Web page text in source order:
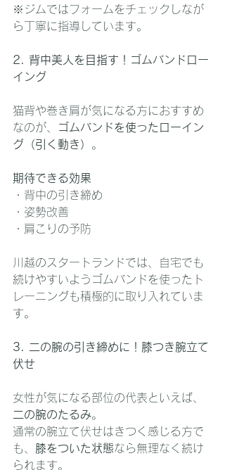
※ジムではフォームをチェックしなが
ら丁寧に指導しています。
2. 背中美人を目指す！ゴムバンドロー
イング
猫背や巻き肩が気になる方におすすめ
なのが、
ゴムバンドを使ったローイン
グ（引く動き）
。
期待できる効果
・背中の引き締め
・姿勢改善
・肩こりの予防
川越のスタートランドでは、自宅でも
続けやすいようゴムバンドを使ったト
レーニングも積極的に取り入れていま
す。
3. 二の腕の引き締めに！膝つき腕立て
伏せ
女性が気になる部位の代表といえば、
二の腕のたるみ。
通常の腕立て伏せはきつく感じる方で
も、 膝をついた状態なら無理なく続け
られます。